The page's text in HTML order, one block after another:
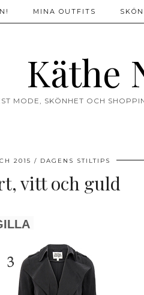
Käthe
MODE, SKÖNHET OCH
MINA OUTFITS
2015 DAGENS STILTIPS
vitt och guld